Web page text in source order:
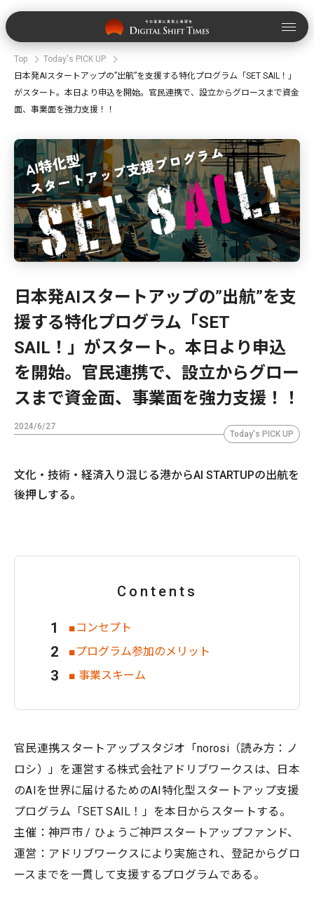
Top
Today's PICK UP
日本発AIスタートアップの”出航”を支援する特化プログラム「SET SAIL！」
がスタート。本日より申込を開始。官民連携で、設立からグロースまで資金
面、事業面を強力支援！！
日本発AIスタートアップの”出航”を支
援する特化プログラム「SET
SAIL！」がスタート。本日より申込
を開始。官民連携で、設立からグロー
スまで資金面、事業面を強力支援！！
2024/6/27
Today's PICK UP
文化・技術・経済入り混じる港からAI STARTUPの出航を
後押しする。
Contents
■コンセプト
■プログラム参加のメリット
■ 事業スキーム
官民連携スタートアップスタジオ「norosi（読み方：ノ
ロシ）」を運営する株式会社アドリブワークスは、日本
のAIを世界に届けるためのAI特化型スタートアップ支援
プログラム「SET SAIL！」を本日からスタートする。
主催：神戸市 / ひょうご神戸スタートアップファンド、
運営：アドリブワークスにより実施され、登記からグロ
ースまでを一貫して支援するプログラムである。